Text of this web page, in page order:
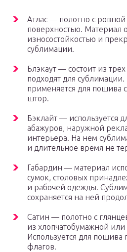
Атлас — полотно с ровной
поверхностью. Материал
износостойкостью и
сублимации.
Блэкаут — состоит из
подходят для
применяется для пошива
штор.
Бэклайт — используется
абажуров, наружной
интерьера. На нем
и длительное время не
Габардин — материал
сумок, столовых
и рабочей одежды.
сохраняется на ней
Сатин — полотно с
из хлопчатобумажной или
Используется для пошива
флагов.